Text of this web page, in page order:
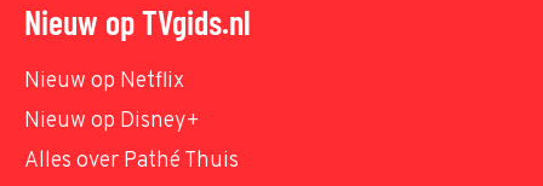
Nieuw op TVgids.nl
Nieuw op Netflix
Nieuw op Disney+
Alles over Pathé Thuis